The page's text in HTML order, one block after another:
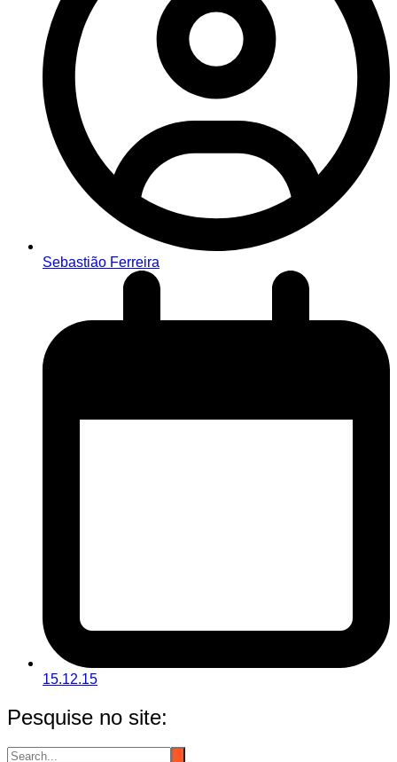
Sebastião Ferreira
15.12.15
Pesquise no site: